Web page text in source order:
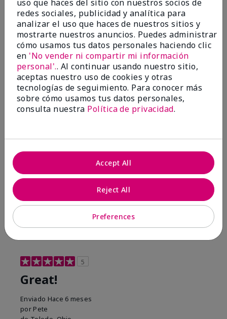
por Keyrone
deLaBelle, FL
Evaluado en
marykay.com/en-us/
Since using MK products, my skin hasn't been as oily.
I've received compliments that my complexion has
improved, and most of all, my skin doesn't feel dry or
irritated after use. Moisturizers are usually hard to
come by, but this one is lightweight and not
overbearing or oily. Thank you so much, Mrs. Gaenelle
Tyre, for introducing me to these products!
ConclusiónSí, recomendaría a un amigo
¿Le ha resultado útil esta
opinión?
3 0
Marcar esta opinión
5
Great!
Enviado Hace 6 meses
por Pete
uso que haces del sitio con nuestros socios de
redes sociales, publicidad y analítica para
analizar el uso que haces de nuestros sitios y
mostrarte nuestros anuncios. Puedes administrar
cómo usamos tus datos personales haciendo clic
en 'No vender ni compartir mi información
personal'.. Al continuar usando nuestro sitio,
aceptas nuestro uso de cookies y otras
tecnologías de seguimiento. Para conocer más
sobre cómo usamos tus datos personales,
consulta nuestra Política de privacidad.
Preferences
Reject All
Accept All